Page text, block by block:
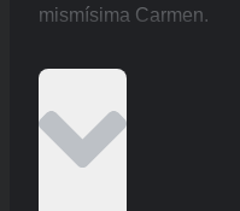
mismísima Carmen.